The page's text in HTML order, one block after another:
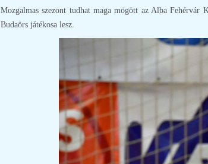
Mozgalmas szezont tudhat maga mögött az Alba
Budaörs játékosa lesz.